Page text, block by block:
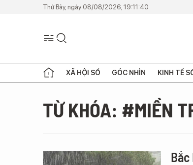
Thứ Bảy, ngày 08/08/2026, 19:11:40
XÃ HỘI SỐ GÓC NHÌN KINH TẾ
TỪ KHÓA: #MIỀN